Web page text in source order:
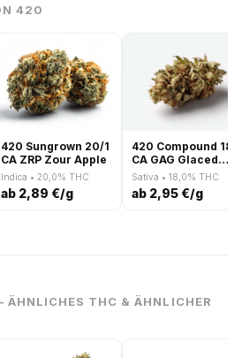
420
420 Sungrown 20/1
CA ZRP Zour Apple
Indica • 20,0% THC
ab 2,89 €/g
420 Compound 18/1
CA GAG Glaced
Apricot Gelato
Sativa • 18,0% THC
ab 2,95 €/g
THC & ÄHNLICHER